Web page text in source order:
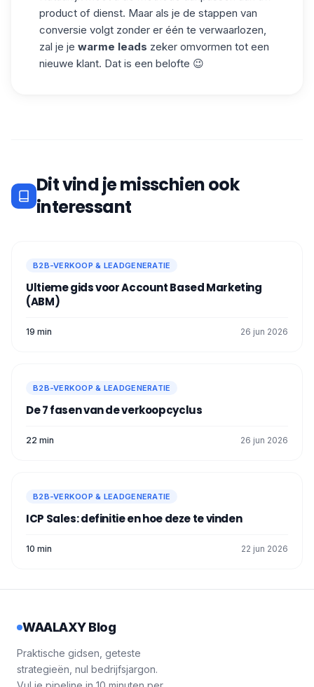
product of dienst. Maar als je de stappen van
conversie volgt zonder er één te verwaarlozen,
zal je je warme leads zeker omvormen tot een
nieuwe klant. Dat is een belofte 😉
Dit vind je misschien ook
interessant
B2B-VERKOOP & LEADGENERATIE
Ultieme gids voor Account Based Marketing
(ABM)
19 min 26 jun 2026
B2B-VERKOOP & LEADGENERATIE
De 7 fasen van de verkoopcyclus
22 min 26 jun 2026
B2B-VERKOOP & LEADGENERATIE
ICP Sales: definitie en hoe deze te vinden
10 min 22 jun 2026
WAALAXY Blog
Praktische gidsen, geteste
strategieën, nul bedrijfsjargon.